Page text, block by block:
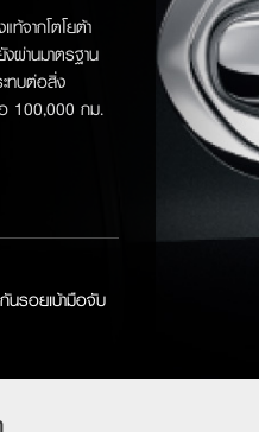
จากโตโยต้า
ผ่านมาตรฐาน
ทบต่อสิ่ง
100,000 กม.
รอยเบ้ามือจับ